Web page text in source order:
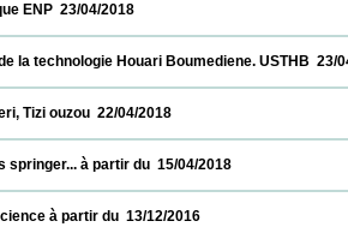
ENP  23/04/2018
de la technologie Houari Boumediene.
Tizi ouzou  22/04/2018
springer... à partir du  15/04/2018
of science à partir du  13/12/2016